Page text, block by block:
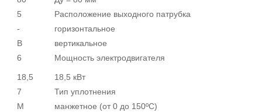
5
Расположение выходного патрубка
-
горизонтальное
В
вертикальное
6
Мощность электродвигателя
18,5
18,5 кВт
7
Тип уплотнения
М
манжетное (от 0 до 150ºС)